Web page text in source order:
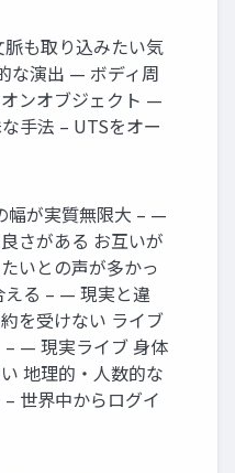
も取り込みたい気
演出 — ボディ周
ンオブジェクト —
手法 – UTSをオー
幅が実質無限大 – —
さがある お互いが
いとの声が多かっ
える – — 現実と違
を受けない ライブ
– — 現実ライブ 身体
地理的・人数的な
世界中からログイ